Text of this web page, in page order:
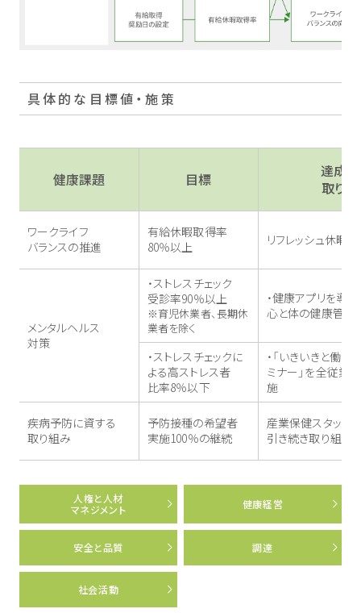
具体的な目標値・施策
健康課題 目標
達成
取り
ワークライフ
バランスの推進
有給休暇取得率
80％以上
リフレッシュ休暇
メンタルヘルス
対策
・ストレスチェック
受診率90％以上
※育児休業者、長期休
業者を除く
・健康アプリを導
心と体の健康管理
・ストレスチェックに
よる高ストレス者
比率8％以下
・「いきいきと働
ミナー」を全従業
施
疾病予防に資する
取り組み
予防接種の希望者
実施100％の継続
産業保健スタッフ
引き続き取り組み
人権と人材
マネジメント
健康経営
安全と品質 調達
社会活動